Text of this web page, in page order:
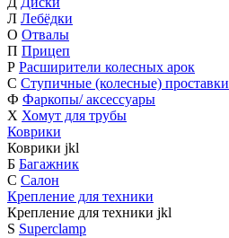
Л Лебёдки
О Отвалы
П Прицеп
Р Расширители колесных арок
С Ступичные (колесные) проставки
Ф Фаркопы/ аксессуары
Х Хомут для трубы
Коврики
Коврики jkl
Б Багажник
С Салон
Крепление для техники
Крепление для техники jkl
S Superclamp